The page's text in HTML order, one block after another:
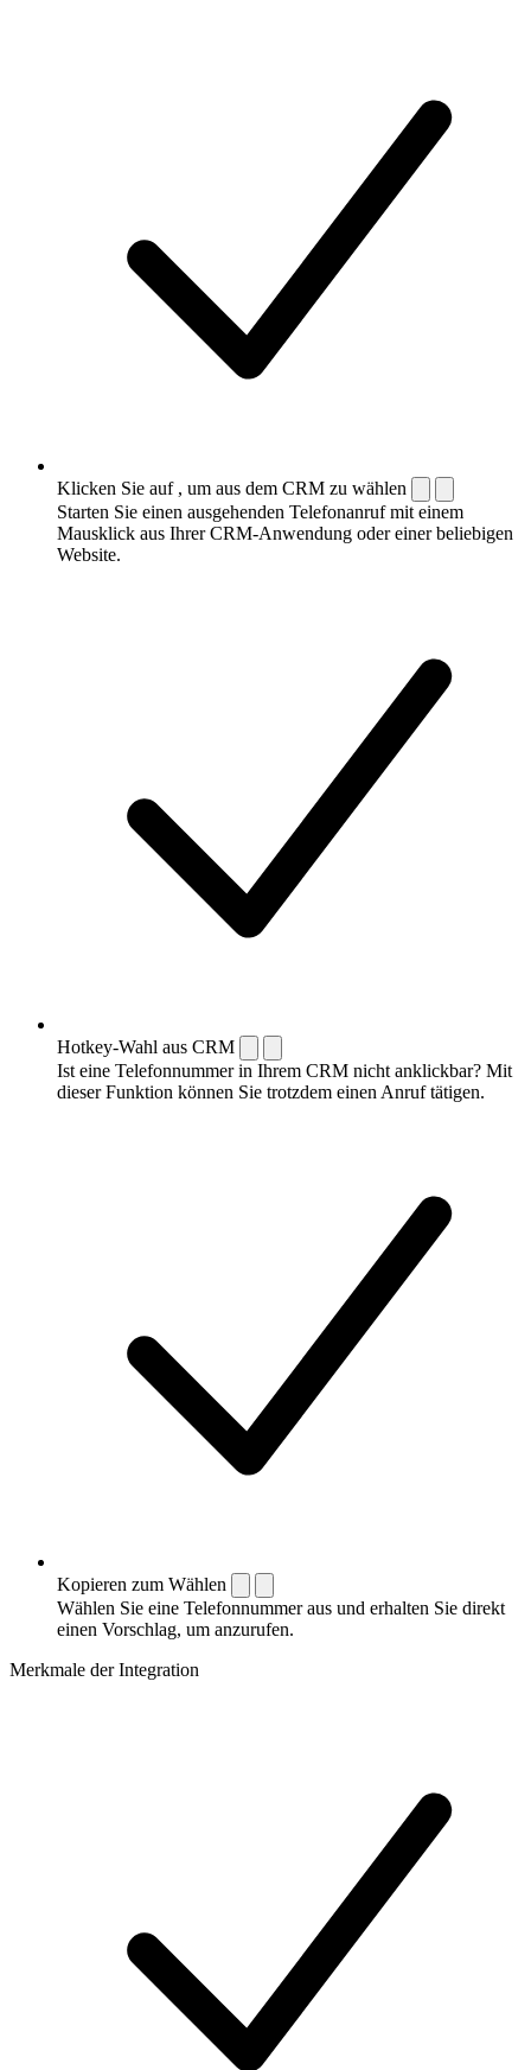
Klicken Sie auf , um aus dem CRM zu wählen
Starten Sie einen ausgehenden Telefonanruf mit einem
Mausklick aus Ihrer CRM-Anwendung oder einer beliebigen
Website.
Hotkey-Wahl aus CRM
Ist eine Telefonnummer in Ihrem CRM nicht anklickbar? Mit
dieser Funktion können Sie trotzdem einen Anruf tätigen.
Kopieren zum Wählen
Wählen Sie eine Telefonnummer aus und erhalten Sie direkt
einen Vorschlag, um anzurufen.
Merkmale der Integration